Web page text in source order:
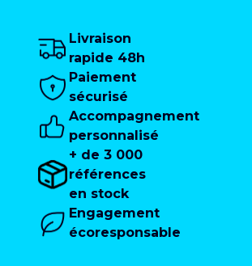
Livraison
rapide 48h
Paiement
sécurisé
Accompagnement
personnalisé
+ de 3 000
références
en stock
Engagement
écoresponsable